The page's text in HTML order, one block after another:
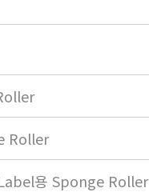
Roller
용 Sponge Roller